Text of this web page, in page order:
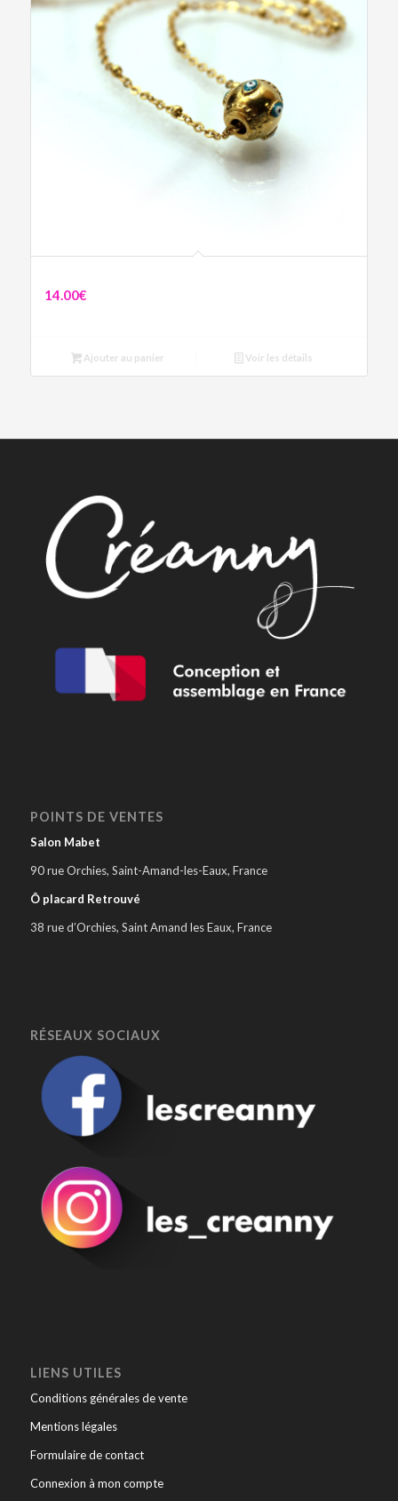
14.00€
Ajouter au panier Voir les détails
POINTS DE VENTES
Salon Mabet
90 rue Orchies, Saint-Amand-les-Eaux, France
Ô placard Retrouvé
38 rue d’Orchies, Saint Amand les Eaux, France
RÉSEAUX SOCIAUX
LIENS UTILES
Conditions générales de vente
Mentions légales
Formulaire de contact
Connexion à mon compte